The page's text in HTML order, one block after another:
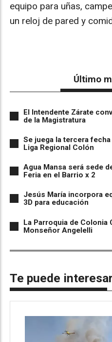
equipo para uñas,
un reloj de pared y
Último
El Intendente Zárate
de la Magistratura
Se juega la tercera
Liga Regional Colón
Agua Mansa será sede
Feria en el Barrio x 2
Jesús María incorpora
3D para educación
La Parroquia de Colonia
Monseñor Angelelli
Te puede